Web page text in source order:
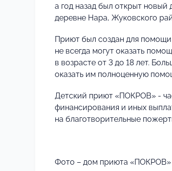
а год назад был открыт
деревне Нара, Жуковского
Приют был создан для
не всегда могут оказать
в возрасте от 3 до 18 лет.
оказать им полноценную
Детский приют «ПОКРОВ» -
финансирования и иных
на благотворительные
Фото – дом приюта «ПОКРОВ»